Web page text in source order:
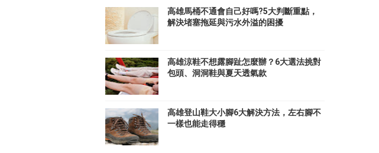
高雄馬桶不通會自己好嗎?5大判斷重點，
解決堵塞拖延與污水外溢的困擾
高雄涼鞋不想露腳趾怎麼辦？6大選法挑對
包頭、洞洞鞋與夏天透氣款
高雄登山鞋大小腳6大解決方法，左右腳不
一樣也能走得穩